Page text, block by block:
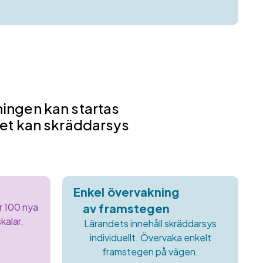
kan startas
kan skräddarsys
100 nya
Enkel övervakning
av framstegen
Lärandets innehåll skräddarsys
individuellt. Övervaka enkelt
framstegen på vägen.